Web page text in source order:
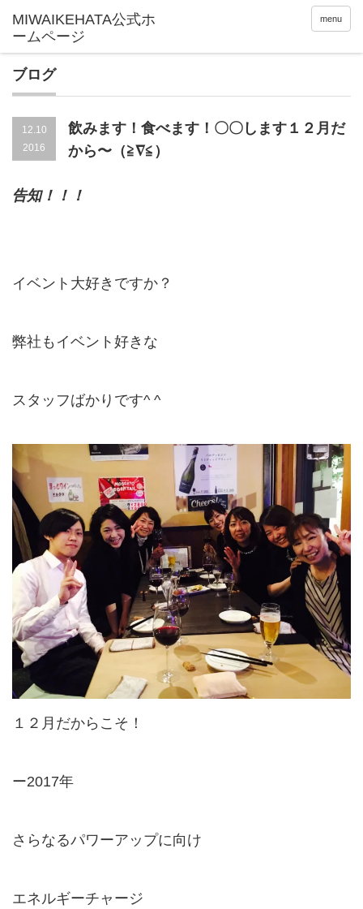
menu
ブログ
12.10
2016
飲みます！食べます！〇〇します１２月だ
から〜（≧∇≦）
告知！！！
イベント大好きですか？
弊社もイベント好きな
スタッフばかりです^ ^
１２月だからこそ！
ー2017年
さらなるパワーアップに向け
エネルギーチャージ